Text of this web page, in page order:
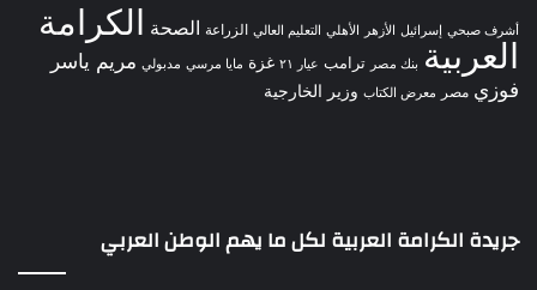
أشرف صبحي إسرائيل الأزهر الأهلي التعليم العالي الزراعة الصحة الكرامة
العربية بنك مصر ترامب عيار ٢١ غزة مايا مرسي مدبولي مريم ياسر
فوزي مصر معرض الكتاب وزير الخارجية
جريدة الكرامة العربية لكل ما يهم الوطن العربي